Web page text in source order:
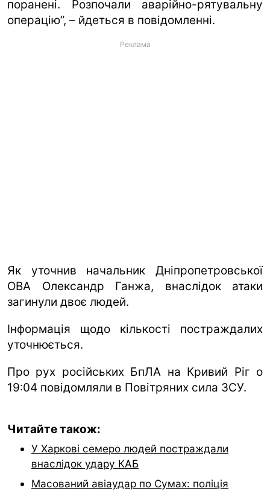
поранені. Розпочали аварійно-рятувальну
операцію”, – йдеться в повідомленні.
Реклама
Як уточнив начальник Дніпропетровської
ОВА Олександр Ганжа, внаслідок атаки
загинули двоє людей.
Інформація щодо кількості постраждалих
уточнюється.
Про рух російських БпЛА на Кривий Ріг о
19:04 повідомляли в Повітряних сила ЗСУ.
Читайте також:
У Харкові семеро людей постраждали
внаслідок удару КАБ
Масований авіаудар по Сумах: поліція